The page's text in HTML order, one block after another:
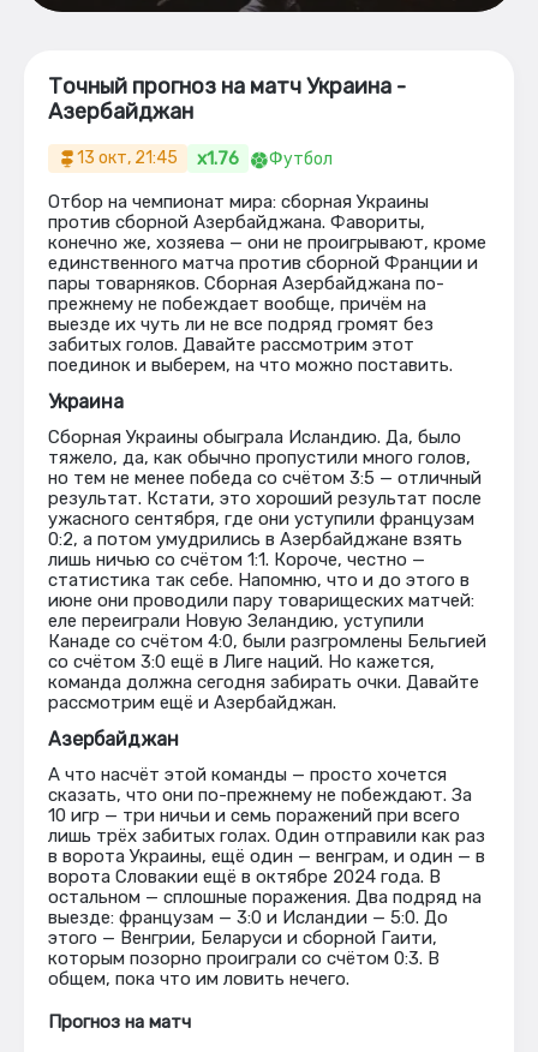
Точный прогноз на матч Украина -
Азербайджан
13 окт, 21:45 x1.76 Футбол
Отбор на чемпионат мира: сборная Украины
против сборной Азербайджана. Фавориты,
конечно же, хозяева — они не проигрывают, кроме
единственного матча против сборной Франции и
пары товарняков. Сборная Азербайджана по-
прежнему не побеждает вообще, причём на
выезде их чуть ли не все подряд громят без
забитых голов. Давайте рассмотрим этот
поединок и выберем, на что можно поставить.
Украина
Сборная Украины обыграла Исландию. Да, было
тяжело, да, как обычно пропустили много голов,
но тем не менее победа со счётом 3:5 — отличный
результат. Кстати, это хороший результат после
ужасного сентября, где они уступили французам
0:2, а потом умудрились в Азербайджане взять
лишь ничью со счётом 1:1. Короче, честно —
статистика так себе. Напомню, что и до этого в
июне они проводили пару товарищеских матчей:
еле переиграли Новую Зеландию, уступили
Канаде со счётом 4:0, были разгромлены Бельгией
со счётом 3:0 ещё в Лиге наций. Но кажется,
команда должна сегодня забирать очки. Давайте
рассмотрим ещё и Азербайджан.
Азербайджан
А что насчёт этой команды — просто хочется
сказать, что они по-прежнему не побеждают. За
10 игр — три ничьи и семь поражений при всего
лишь трёх забитых голах. Один отправили как раз
в ворота Украины, ещё один — венграм, и один — в
ворота Словакии ещё в октябре 2024 года. В
остальном — сплошные поражения. Два подряд на
выезде: французам — 3:0 и Исландии — 5:0. До
этого — Венгрии, Беларуси и сборной Гаити,
которым позорно проиграли со счётом 0:3. В
общем, пока что им ловить нечего.
Прогноз на матч